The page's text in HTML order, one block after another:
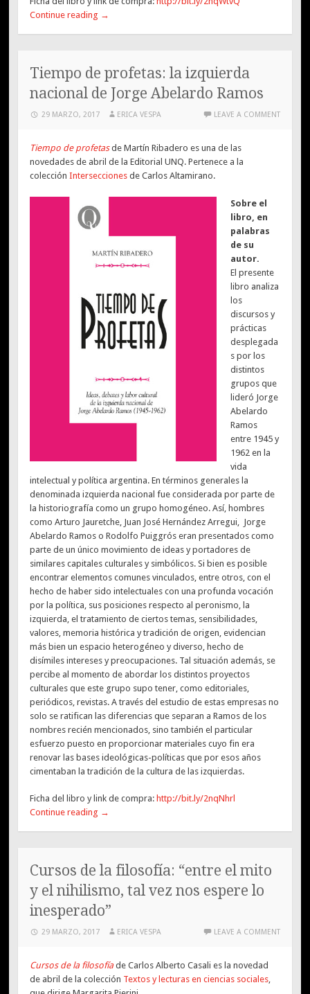
Continue reading →
Tiempo de profetas: la izquierda
nacional de Jorge Abelardo Ramos
29 MARZO, 2017 ERICA VESPA LEAVE A COMMENT
Tiempo de profetas de Martín Ribadero es una de las
novedades de abril de la Editorial UNQ. Pertenece a la
colecciónInterseccionesde Carlos Altamirano.
Sobre el
libro, en
palabras
de su
autor.
El presente
libro analiza
los
discursos y
prácticas
desplegada
s por los
distintos
grupos que
lideró Jorge
Abelardo
Ramos
entre 1945 y
1962 en la
vida
intelectual y política argentina. En términos generales la
denominada izquierda nacional fue considerada por parte de
la historiografía como un grupo homogéneo. Así, hombres
como Arturo Jauretche, Juan José Hernández Arregui, Jorge
Abelardo Ramos o Rodolfo Puiggrós eran presentados como
parte de un único movimiento de ideas y portadores de
similares capitales culturales y simbólicos. Si bien es posible
encontrar elementos comunes vinculados, entre otros, con el
hecho de haber sido intelectuales con una profunda vocación
por la política, sus posiciones respecto al peronismo, la
izquierda, el tratamiento de ciertos temas, sensibilidades,
valores, memoria histórica y tradición de origen, evidencian
más bien un espacio heterogéneo y diverso, hecho de
disímiles intereses y preocupaciones. Tal situación además, se
percibe al momento de abordar los distintos proyectos
culturales que este grupo supo tener, como editoriales,
periódicos, revistas. A través del estudio de estas empresas no
solo se ratifican las diferencias que separan a Ramos de los
nombres recién mencionados, sino también el particular
esfuerzo puesto en proporcionar materiales cuyo fin era
renovar las bases ideológicas-políticas que por esos años
cimentaban la tradición de la cultura de las izquierdas.
Ficha del libro y link de compra: http://bit.ly/2nqNhrl
Continue reading →
Cursos de la filosofía: “entre el mito
y el nihilismo, tal vez nos espere lo
inesperado”
29 MARZO, 2017 ERICA VESPA LEAVE A COMMENT
Cursos de la filosofíade Carlos Alberto Casali es la novedad
de abril de la colección Textos y lecturas en ciencias sociales